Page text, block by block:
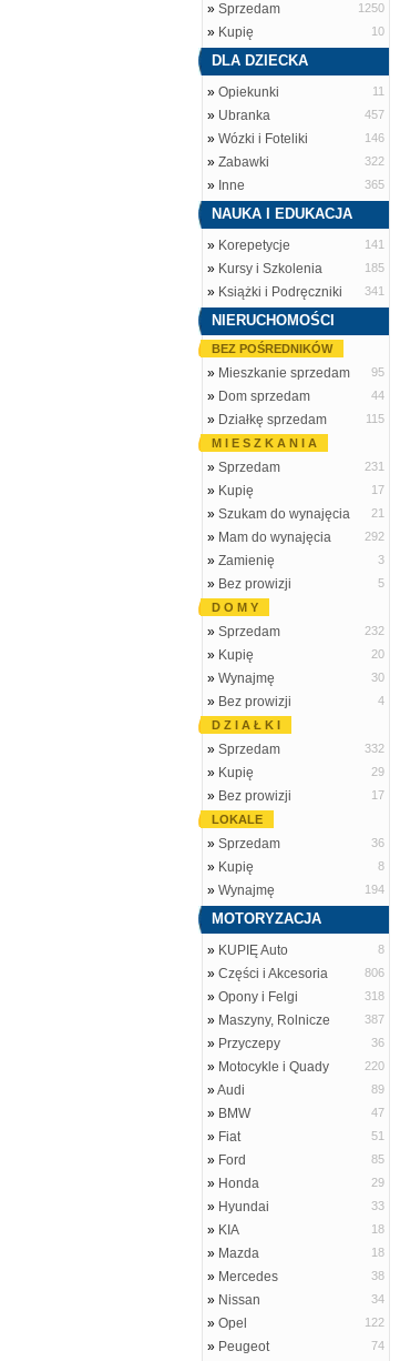
» Sprzedam 1250
» Kupię 10
DLA DZIECKA
» Opiekunki 11
» Ubranka 457
» Wózki i Foteliki 146
» Zabawki 322
» Inne 365
NAUKA I EDUKACJA
» Korepetycje 141
» Kursy i Szkolenia 185
» Książki i Podręczniki 341
NIERUCHOMOŚCI
BEZ POŚREDNIKÓW
» Mieszkanie sprzedam 95
» Dom sprzedam 44
» Działkę sprzedam
115
M I E S Z K A N I A
» Sprzedam 231
» Kupię 17
» Szukam do wynajęcia 21
» Mam do wynajęcia 292
» Zamienię 3
» Bez prowizji
5
D O M Y
» Sprzedam 232
» Kupię 20
» Wynajmę 30
» Bez prowizji
4
D Z I A Ł K I
» Sprzedam 332
» Kupię 29
» Bez prowizji
17
LOKALE
» Sprzedam 36
» Kupię 8
» Wynajmę 194
MOTORYZACJA
» KUPIĘ Auto 8
» Części i Akcesoria 806
» Opony i Felgi 318
» Maszyny, Rolnicze 387
» Przyczepy 36
» Motocykle i Quady 220
»Audi 89
» BMW 47
» Fiat 51
» Ford 85
» Honda 29
» Hyundai 33
» KIA 18
» Mazda 18
» Mercedes 38
» Nissan 34
» Opel 122
» Peugeot 74